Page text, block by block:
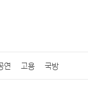
연 고용 국방